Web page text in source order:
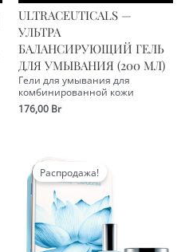
ULTRACEUTICALS —
УЛЬТРА
БАЛАНСИРУЮЩИЙ ГЕЛЬ
ДЛЯ УМЫВАНИЯ (200 МЛ)
Гели для умывания для
комбинированной кожи
176,00 Br
Распродажа!